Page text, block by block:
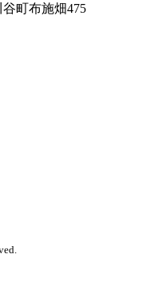
町布施畑475